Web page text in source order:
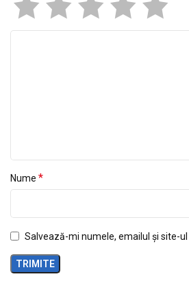
Nume *
Salvează-mi numele, emailul și site-